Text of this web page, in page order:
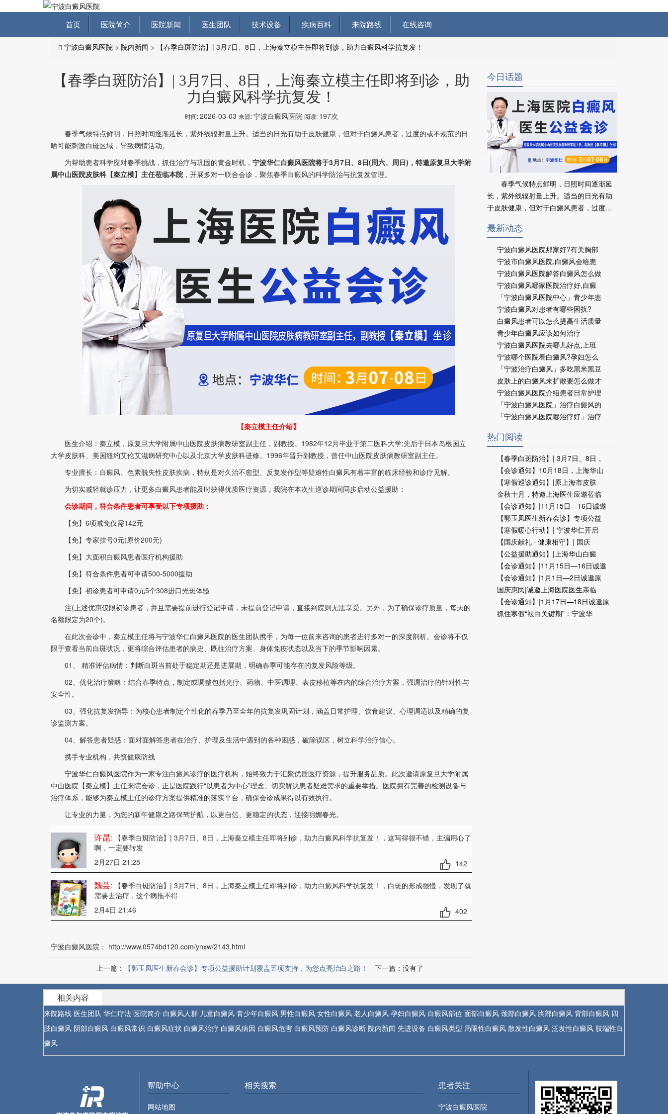
首页 医院简介 医院新闻 医生团队 技术设备 疾病百科 来院路线 在线咨询
宁波白癜风医院 > 院内新闻 > 【春季白斑防治】| 3月7日、8日，上海秦立模主任即将到诊，助力白癜风科学抗复发！
【春季白斑防治】| 3月7日、8日，上海秦立模主任即将到诊，助
力白癜风科学抗复发！
时间:2026-03-03 来源:宁波白癜风医院 阅读: 197次
春季气候特点鲜明，日照时间逐渐延长，紫外线辐射量上升。适当的日光有助于皮肤健康，但对于白癜风患者，过度的或不规范的日
晒可能刺激白斑区域，导致病情活动。
为帮助患者科学应对春季挑战，抓住治疗与巩固的黄金时机， 宁波华仁白癜风医院将于3月7日、8日(周六、周日)，特邀原复旦大学附
属中山医院皮肤科【秦立模】主任莅临本院 ，开展多对一联合会诊，聚焦春季白癜风的科学防治与抗复发管理。
【秦立模主任介绍】
医生介绍：秦立模，原复旦大学附属中山医院皮肤病教研室副主任，副教授。1982年12月毕业于第二医科大学;先后于日本岛根国立
大学皮肤科、美国纽约艾伦艾滋病研究中心以及北京大学皮肤科进修。1996年晋升副教授，曾任中山医院皮肤病教研室副主任。
专业擅长：白癜风、色素脱失性皮肤疾病，特别是对久治不愈型、反复发作型等疑难性白癜风有着丰富的临床经验和诊疗见解。
为切实减轻就诊压力，让更多白癜风患者能及时获得优质医疗资源，我院在本次生巡诊期间同步启动公益援助：
会诊期间，符合条件患者可享受以下专项援助：
【免】6项减免仅需142元
【免】专家挂号0元(原价200元)
【免】大面积白癜风患者医疗机构援助
【免】符合条件患者可申请500-5000援助
【免】初诊患者可申请0元5个308进口光斑体验
注(上述优惠仅限初诊患者，并且需要提前进行登记申请，未提前登记申请，直接到院则无法享受。另外，为了确保诊疗质量，每天的
名额限定为20个)。
在此次会诊中，秦立模主任将与宁波华仁白癜风医院的医生团队携手，为每一位前来咨询的患者进行多对一的深度剖析。会诊将不仅
限于查看当前白斑状况，更将综合评估患者的病史、既往治疗方案、身体免疫状态以及当下的季节影响因素。
01、 精准评估病情：判断白斑当前处于稳定期还是进展期，明确春季可能存在的复发风险等级。
02、优化治疗策略：结合春季特点，制定或调整包括光疗、药物、中医调理、表皮移植等在内的综合治疗方案，强调治疗的针对性与
安全性。
03、强化抗复发指导：为核心患者制定个性化的春季乃至全年的抗复发巩固计划，涵盖日常护理、饮食建议、心理调适以及精确的复
诊监测方案。
04、解答患者疑惑：面对面解答患者在治疗、护理及生活中遇到的各种困惑，破除误区，树立科学治疗信心。
携手专业机构，共筑健康防线
宁波华仁白癜风医院作为一家专注白癜风诊疗的医疗机构，始终致力于汇聚优质医疗资源，提升服务品质。此次邀请原复旦大学附属
中山医院【秦立模】主任来院会诊，正是医院践行“以患者为中心”理念、切实解决患者疑难需求的重要举措。医院拥有完善的检测设备与
治疗体系，能够为秦立模主任的诊疗方案提供精准的落实平台，确保会诊成果得以有效执行。
让专业的力量，为您的新年健康之路保驾护航，以更自信、更稳定的状态，迎接明媚春光。
许昆: 【春季白斑防治】| 3月7日、8日，上海秦立模主任即将到诊，助力白癜风科学抗复发！ ，这写得很不错，主编用心了
啊，一定要转发
2月27日 21:25
142
魏芸: 【春季白斑防治】| 3月7日、8日，上海秦立模主任即将到诊，助力白癜风科学抗复发！ ，白斑的形成很慢，发现了就
需要去治疗，这个病拖不得
2月4日 21:46
402
宁波白癜风医院： http://www.0574bd120.com/ynxw/2143.html
上一篇： 【郭玉凤医生新春会诊】专项公益援助计划覆盖五项支持，为您点亮治白之路！ 下一篇：没有了
今日话题
春季气候特点鲜明，日照时间逐渐延
长，紫外线辐射量上升。适当的日光有助
于皮肤健康，但对于白癜风患者，过度...
最新动态
宁波白癜风医院那家好?有关胸部
宁波市白癜风医院,白癜风会给患
宁波白癜风医院解答白癜风怎么做
宁波白癜风哪家医院治疗好,白癜
「宁波白癜风医院中心」青少年患
宁波白癜风对患者有哪些困扰?
白癜风患者可以怎么提高生活质量
青少年白癜风应该如何治疗
宁波白癜风医院去哪儿好点,上班
宁波哪个医院看白癜风?孕妇怎么
「宁波治疗白癜风」多吃黑米黑豆
皮肤上的白癜风未扩散要怎么做才
宁波白癜风医院介绍患者日常护理
「宁波白癜风医院」治疗白癜风的
「宁波白癜风医院哪治疗好」治疗
热门阅读
【春季白斑防治】| 3月7日、8日，
【会诊通知】10月18日，上海华山
【寒假巡诊通知】|原上海市皮肤
金秋十月，特邀上海医生应邀莅临
【会诊通知】|11月15日—16日诚邀
【郭玉凤医生新春会诊】专项公益
【寒假暖心行动】| 宁波华仁开启
【国庆献礼 · 健康相守】| 国庆
【公益援助通知】|上海华山白癜
【会诊通知】|11月15日—16日诚邀
【会诊通知】|1月1日—2日诚邀原
国庆惠民|诚邀上海医院医生亲临
【会诊通知】|1月17日—18日诚邀原
抓住寒假“祛白关键期”：宁波华
相关内容
来院路线 医生团队 华仁疗法 医院简介 白癜风人群 儿童白癜风 青少年白癜风 男性白癜风 女性白癜风 老人白癜风 孕妇白癜风 白癜风部位 面部白癜风 颈部白癜风 胸部白癜风 背部白癜风 四
肢白癜风 阴部白癜风 白癜风常识 白癜风症状 白癜风治疗 白癜风病因 白癜风危害 白癜风预防 白癜风诊断 院内新闻 先进设备 白癜风类型 局限性白癜风 散发性白癜风 泛发性白癜风 肢端性白
癜风
帮助中心
网站地图
相关搜索 患者关注
宁波白癜风医院